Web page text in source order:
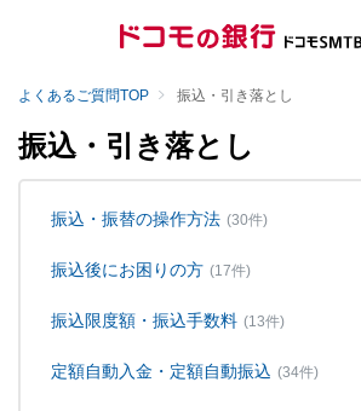
よくあるご質問TOP 振込・引き落とし
振込・引き落とし
振込・振替の操作方法 (30件)
振込後にお困りの方 (17件)
振込限度額・振込手数料 (13件)
定額自動入金・定額自動振込 (34件)